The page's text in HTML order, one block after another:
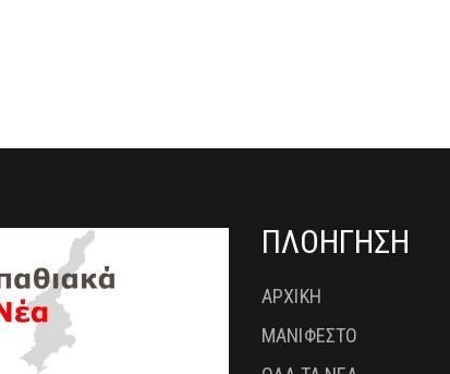
ΠΛΟΗΓΗΣΗ
ΑΡΧΙΚΗ
ΜΑΝΙΦΕΣΤΟ